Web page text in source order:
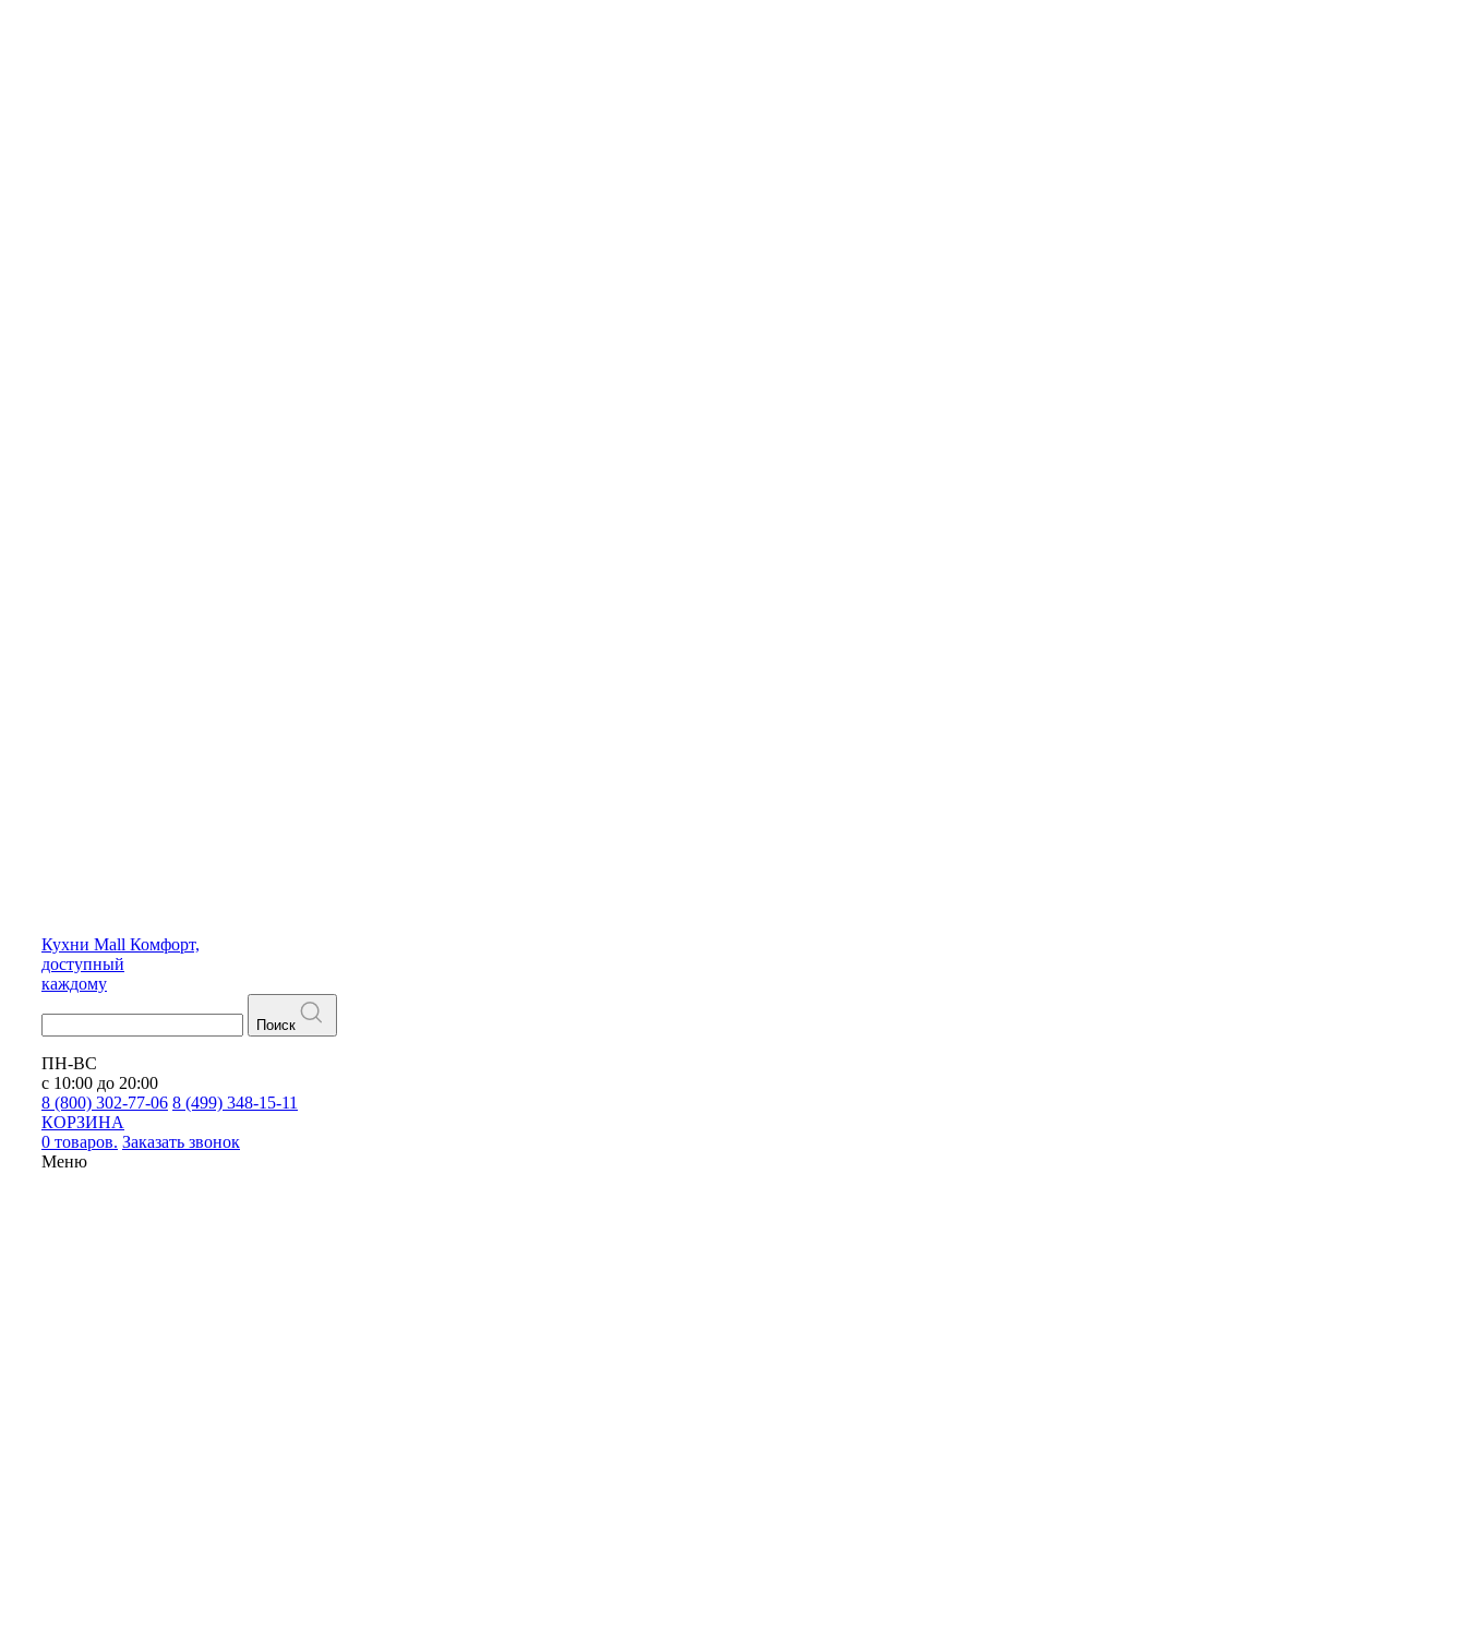
Кухни Mall Комфорт,
доступный
каждому
Поиск
ПН-ВС
с 10:00 до 20:00
8 (800) 302-77-06 8 (499) 348-15-11
КОРЗИНА
0 товаров. Заказать звонок
Меню